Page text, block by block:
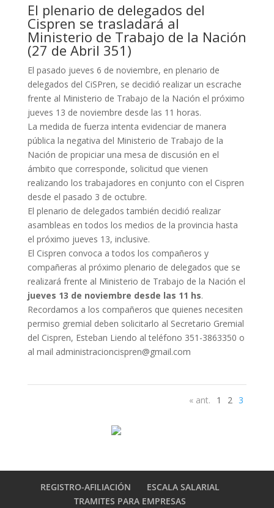
El plenario de delegados del
Cispren se trasladará al
Ministerio de Trabajo de la Nación
(27 de Abril 351)
El pasado jueves 6 de noviembre, en plenario de
delegados del CiSPren, se decidió realizar un escrache
frente al Ministerio de Trabajo de la Nación el próximo
jueves 13 de noviembre desde las 11 horas.
La medida de fuerza intenta evidenciar de manera
pública la negativa del Ministerio de Trabajo de la
Nación de propiciar una mesa de discusión en el
ámbito que corresponde, solicitud que vienen
realizando los trabajadores en conjunto con el Cispren
desde el pasado 3 de octubre.
El plenario de delegados también decidió realizar
asambleas en todos los medios de la provincia hasta
el próximo jueves 13, inclusive.
El Cispren convoca a todos los compañeros y
compañeras al próximo plenario de delegados que se
realizará frente al Ministerio de Trabajo de la Nación el
jueves 13 de noviembre desde las 11 hs.
Recordamos a los compañeros que quienes necesiten
permiso gremial deben solicitarlo al Secretario Gremial
del Cispren, Esteban Liendo al teléfono 351-3863350 o
al mail administracioncispren@gmail.com
« ant. 1 2 3
REGISTRO-AFILIACIÓN
ESCALA SALARIAL
TRAMITES PARA EMPRESAS